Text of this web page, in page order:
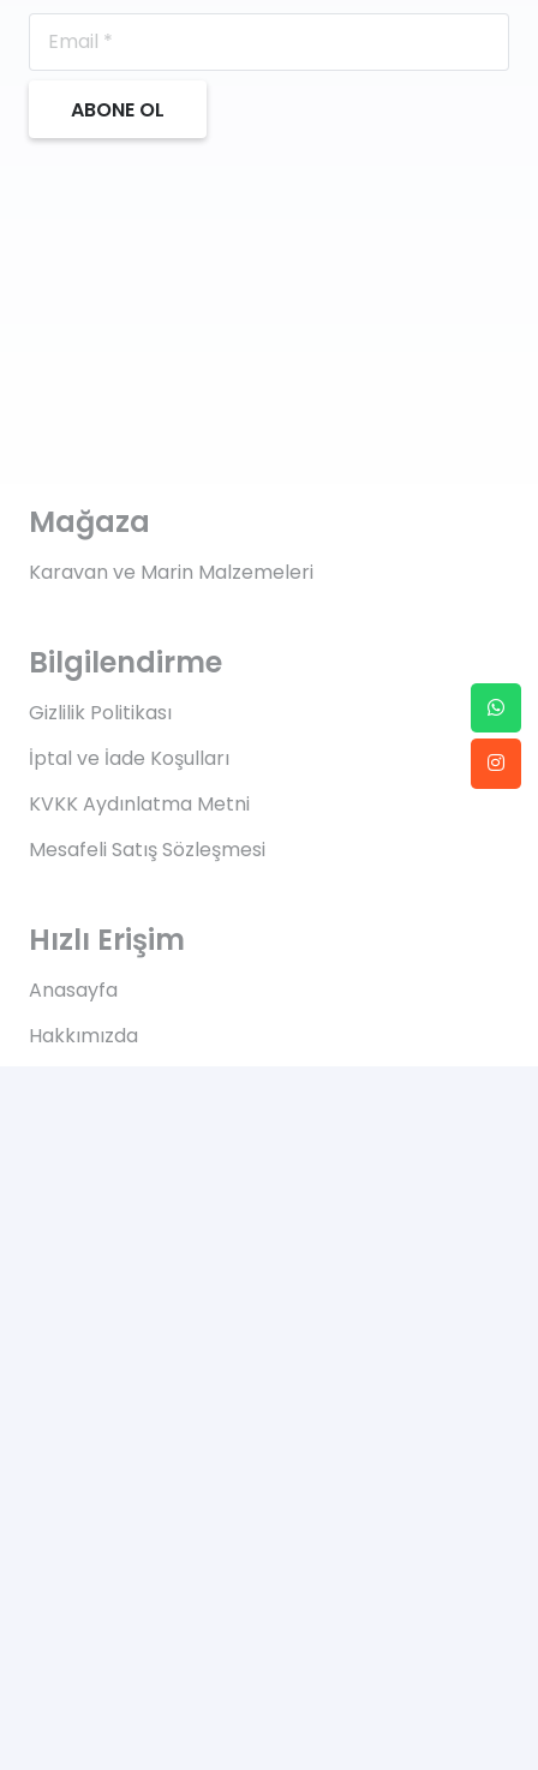
ABONE OL
Mağaza
Karavan ve Marin Malzemeleri
Bilgilendirme
Gizlilik Politikası
İptal ve İade Koşulları
KVKK Aydınlatma Metni
Mesafeli Satış Sözleşmesi
Hızlı Erişim
Anasayfa
Hakkımızda